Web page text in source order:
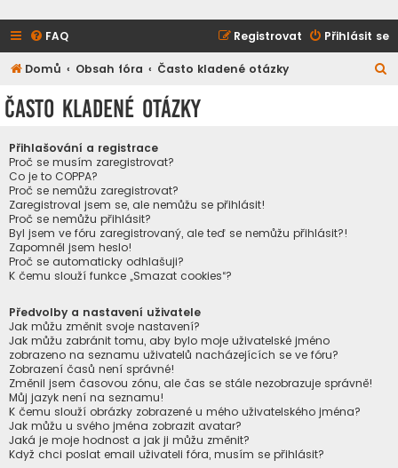
FAQ Přihlásit se
Registrovat
Domů Obsah fóra Často kladené otázky
Často kladené otázky
Přihlašování a registrace
Proč se musím zaregistrovat?
Co je to COPPA?
Proč se nemůžu zaregistrovat?
Zaregistroval jsem se, ale nemůžu se přihlásit!
Proč se nemůžu přihlásit?
Byl jsem ve fóru zaregistrovaný, ale teď se nemůžu přihlásit?!
Zapomněl jsem heslo!
Proč se automaticky odhlašuji?
K čemu slouží funkce „Smazat cookies“?
Předvolby a nastavení uživatele
Jak můžu změnit svoje nastavení?
Jak můžu zabránit tomu, aby bylo moje uživatelské jméno
zobrazeno na seznamu uživatelů nacházejících se ve fóru?
Zobrazení časů není správné!
Změnil jsem časovou zónu, ale čas se stále nezobrazuje správně!
Můj jazyk není na seznamu!
K čemu slouží obrázky zobrazené u mého uživatelského jména?
Jak můžu u svého jména zobrazit avatar?
Jaká je moje hodnost a jak ji můžu změnit?
Když chci poslat email uživateli fóra, musím se přihlásit?